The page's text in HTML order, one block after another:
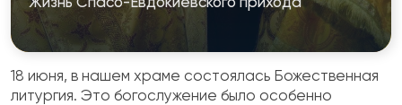
18 июня, в нашем храме состоялась Божественная
литургия. Это богослужение было особенно